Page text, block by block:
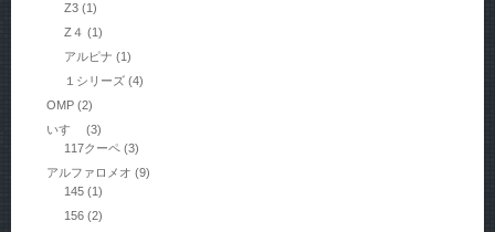
Z3 (1)
Z４ (1)
アルピナ (1)
１シリーズ (4)
OMP(2)
いすゞ
(3)
117クーペ (3)
アルファロメオ (9)
145 (1)
156 (2)